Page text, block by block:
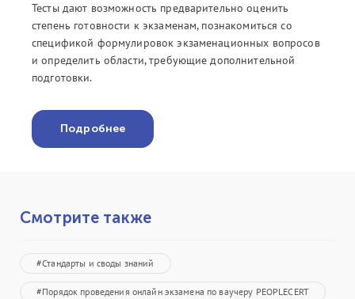
Тесты дают возможность предварительно оценить
степень готовности к экзаменам, познакомиться со
спецификой формулировок экзаменационных вопросов
и определить области, требующие дополнительной
подготовки.
Подробнее
Смотрите также
#Стандарты и своды знаний
#Порядок проведения онлайн экзамена по ваучеру PEOPLECERT